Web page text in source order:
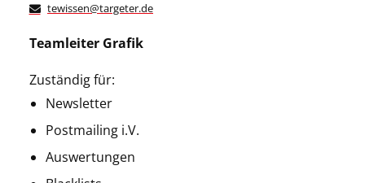
tewissen@targeter.de
Teamleiter Grafik
Zuständig für:
Newsletter
Postmailing i.V.
Auswertungen